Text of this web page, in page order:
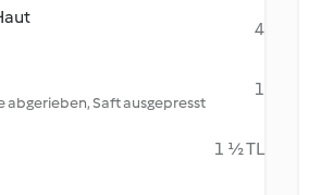
4
abgerieben, Saft ausgepresst
1
1 ½ TL